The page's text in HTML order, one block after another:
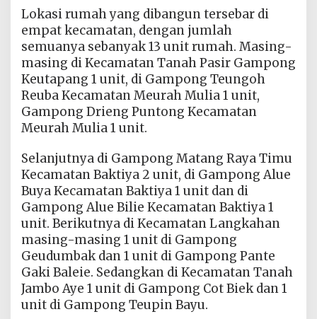
Lokasi rumah yang dibangun tersebar di
empat kecamatan, dengan jumlah
semuanya sebanyak 13 unit rumah. Masing-
masing di Kecamatan Tanah Pasir Gampong
Keutapang 1 unit, di Gampong Teungoh
Reuba Kecamatan Meurah Mulia 1 unit,
Gampong Drieng Puntong Kecamatan
Meurah Mulia 1 unit.
Selanjutnya di Gampong Matang Raya Timu
Kecamatan Baktiya 2 unit, di Gampong Alue
Buya Kecamatan Baktiya 1 unit dan di
Gampong Alue Bilie Kecamatan Baktiya 1
unit. Berikutnya di Kecamatan Langkahan
masing-masing 1 unit di Gampong
Geudumbak dan 1 unit di Gampong Pante
Gaki Baleie. Sedangkan di Kecamatan Tanah
Jambo Aye 1 unit di Gampong Cot Biek dan 1
unit di Gampong Teupin Bayu.